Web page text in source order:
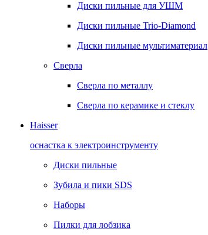
Диски пильные для УШМ
Диски пильные Trio-Diamond
Диски пильные мультиматериал
Сверла
Сверла по металлу
Сверла по керамике и стеклу
Haisser
оснастка к электроинструменту
Диски пильные
Зубила и пики SDS
Наборы
Пилки для лобзика